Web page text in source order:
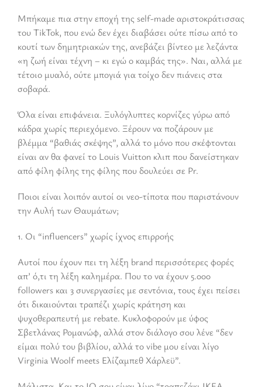
Μπήκαμε πια στην εποχή της self-made αριστοκράτισσας
του TikTok, που ενώ δεν έχει διαβάσει ούτε πίσω από το
κουτί των δημητριακών της, ανεβάζει βίντεο με λεζάντα
«η ζωή είναι τέχνη – κι εγώ ο καμβάς της». Ναι, αλλά με
τέτοιο μυαλό, ούτε μπογιά για τοίχο δεν πιάνεις στα
σοβαρά.
Όλα είναι επιφάνεια. Ξυλόγλυπτες κορνίζες γύρω από
κάδρα χωρίς περιεχόμενο. Ξέρουν να ποζάρουν με
βλέμμα “βαθιάς σκέψης”, αλλά το μόνο που σκέφτονται
είναι αν θα φανεί το Louis Vuitton κλιπ που δανείστηκαν
από φίλη φίλης της φίλης που δουλεύει σε Pr.
Ποιοι είναι λοιπόν αυτοί οι νεο-τίποτα που παριστάνουν
την Αυλή των Θαυμάτων;
1. Οι “influencers” χωρίς ίχνος επιρροής
Αυτοί που έχουν πει τη λέξη brand περισσότερες φορές
απ’ ό,τι τη λέξη καλημέρα. Που το να έχουν 5.000
followers και 3 συνεργασίες με σεντόνια, τους έχει πείσει
ότι δικαιούνται τραπέζι χωρίς κράτηση και
ψυχοθεραπευτή με rebate. Κυκλοφορούν με ύφος
Σβετλάνας Ρομανώφ, αλλά στον διάλογο σου λένε “δεν
είμαι πολύ του βιβλίου, αλλά το vibe μου είναι λίγο
Virginia Woolf meets Ελίζαμπεθ Χάρλεϋ”.